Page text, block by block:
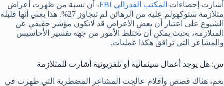
أشارت إحصاءات المكتب الفدرالي FBI
، أن نسبة من ظهرت أعراض
متلازمة ستوكهولم عليه من الرهائن لم تتجاوز 27%. هذا يعني أنها قليلة
الشيوع على اعتبار أن بعض الأعراض قد لاتكون مؤشر حقيقي عن
المتلازمة، بحيث يمكن أن تختلط الأمور من جهة تفسير الأحاسيس
والمشاعر التي ترافق هكذا عمليات.
س: هل يوجد أعمال سينمائية أو تلفزيونية أشارت للمتلازمة
نعم، هناك قصص وأفلام عالجت المشاعر المضطربة التي ظهرت في